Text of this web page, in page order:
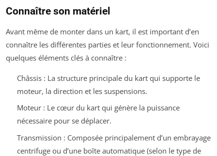
Connaître son matériel
Avant même de monter dans un kart, il est important d’en
connaître les différentes parties et leur fonctionnement. Voici
quelques éléments clés à connaître :
Châssis : La structure principale du kart qui supporte le
moteur, la direction et les suspensions.
Moteur : Le cœur du kart qui génère la puissance
nécessaire pour se déplacer.
Transmission : Composée principalement d’un embrayage
centrifuge ou d’une boîte automatique (selon le type de